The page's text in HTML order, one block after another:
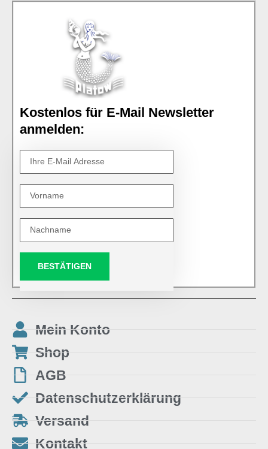
Kostenlos für E-Mail Newsletter
anmelden:
BESTÄTIGEN
Mein Konto
Shop
AGB
Datenschutzerklärung
Versand
Kontakt